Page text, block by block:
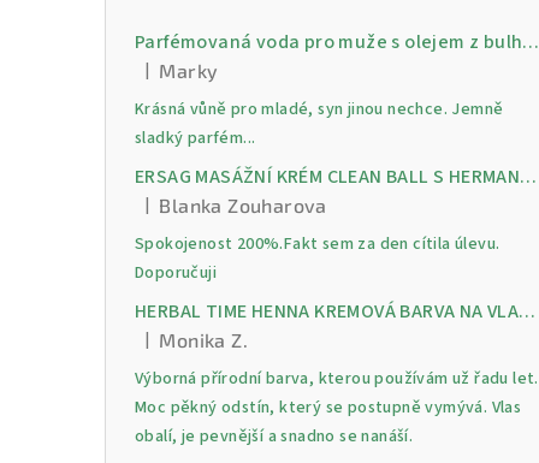
Parfémovaná voda pro muže s olejem z bulharské růži Gold 30 ml
Hodnocení produktu je 5 z 5 hvězdiček.
Marky
Krásná vůně pro mladé, syn jinou nechce. Jemně
sladký parfém...
ERSAG MASÁŽNÍ KRÉM CLEAN BALL S HERMANKEM A MENTOLEM pro úlevu od bolesti, otoků a napětí ve svalech
Hodnocení produktu je 5 z 5 hvězdiček.
Blanka Zouharova
Spokojenost 200%.Fakt sem za den cítila úlevu.
Doporučuji
HERBAL TIME HENNA KREMOVÁ BARVA NA VLASY 9 Lilek 75 ml
Hodnocení produktu je 5 z 5 hvězdiček.
Monika Z.
Výborná přírodní barva, kterou používám už řadu let.
Moc pěkný odstín, který se postupně vymývá. Vlas
obalí, je pevnější a snadno se nanáší.